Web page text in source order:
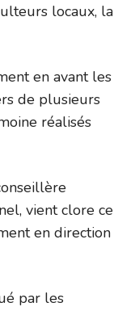
locaux, la
en avant les
de plusieurs
réalisés
vient clore ce
en direction
par les